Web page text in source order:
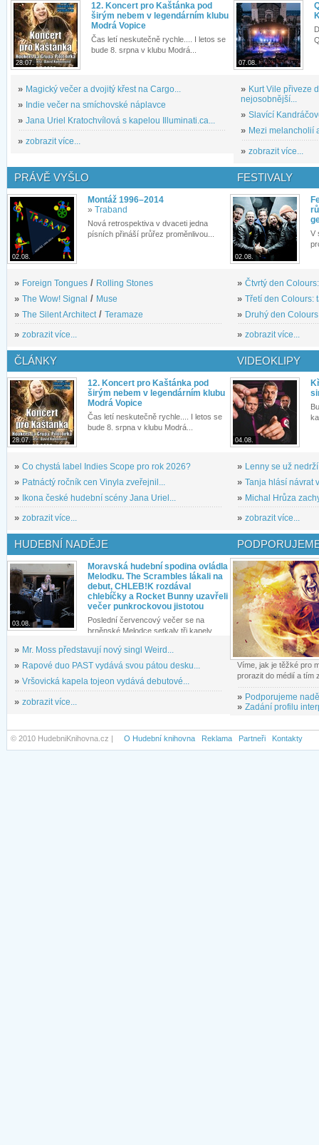
28.07.
12. Koncert pro Kaštánka pod
širým nebem v legendárním klubu
Modrá Vopice
Čas letí neskutečně rychle.... I letos se
bude 8. srpna v klubu Modrá...
» Magický večer a dvojitý křest na Cargo...
» Indie večer na smíchovské náplavce
» Jana Uriel Kratochvílová s kapelou Illuminati.ca...
» zobrazit více...
07.08.
» Kurt Vile přiveze
nejosobnější...
» Slavící
» Mezi melancholií
» zobrazit více...
PRÁVĚ VYŠLO
02.08.
Montáž 1996–2014
» Traband
Nová retrospektiva v dvaceti jedna
písních přináší průřez proměnlivou...
» Foreign Tongues / Rolling Stones
» The Wow! Signal / Muse
» The Silent Architect / Teramaze
» zobrazit více...
FESTIVALY
02.08.
V
» Čtvrtý den
» Třetí den Colours:
» Druhý den
» zobrazit více...
ČLÁNKY
28.07.
12. Koncert pro Kaštánka pod
širým nebem v legendárním klubu
Modrá Vopice
Čas letí neskutečně rychle.... I letos se
bude 8. srpna v klubu Modrá...
» Co chystá label Indies Scope pro rok 2026?
» Patnáctý ročník cen Vinyla zveřejnil...
»
Ikona české hudební scény Jana Uriel...
» zobrazit více...
VIDEOKLIPY
04.08.
» Lenny se už
» Tanja hlásí návrat
» Michal Hrůza
» zobrazit více...
HUDEBNÍ NADĚJE
03.08.
Moravská hudební spodina ovládla
Melodku. The Scrambles lákali na
debut, CHLEB!K rozdával
chlebíčky a Rocket Bunny uzavřeli
večer punkrockovou jistotou
Poslední červencový večer se na
brněnské Melodce setkaly tři kapely...
» Mr. Moss představují nový singl Weird...
» Rapové duo PAST vydává svou pátou desku...
» Vršovická kapela tojeon vydává debutové...
» zobrazit více...
Víme, jak je těžké pro
prorazit do médií a tím
» Podporujeme
» Zadání profilu
© 2010 HudebniKnihovna.cz | O Hudební knihovna Reklama Partneři Kontakty